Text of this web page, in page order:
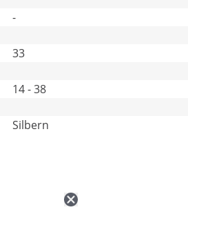
-
33
14 - 38
Silbern